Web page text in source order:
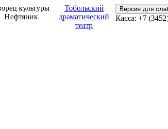
культуры
Нефтяник
Тобольский
драматический
театр
Версия для
Касса: +7